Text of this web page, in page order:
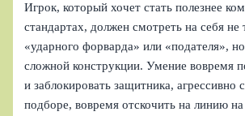
Игрок, который хочет стать полезнее
стандартах, должен смотреть на себя не
«ударного форварда» или «подателя»,
сложной конструкции. Умение вовремя
и заблокировать защитника, агрессивно
подборе, вовремя отскочить на линию